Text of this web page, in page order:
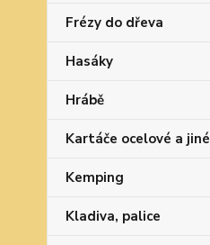
Frézy do dřeva
Hasáky
Hrábě
Kartáče ocelové a jiné
Kemping
Kladiva, palice